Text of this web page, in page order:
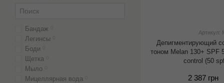
Артикул:
Депигментирующий
тоном Melan 130+ SPF
control (50
2 387 грн
Бандаж
Легинсы
Боди
Щетка
Мыло
Мицеллярная вода